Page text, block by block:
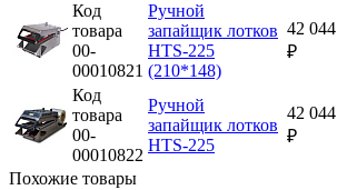
Код
товара
00-
00010821
Ручной
запайщик лотков
HTS-225
(210*148)
42 044
₽
Код
товара
00-
00010822
Ручной
запайщик лотков
HTS-225
42 044
₽
Похожие товары